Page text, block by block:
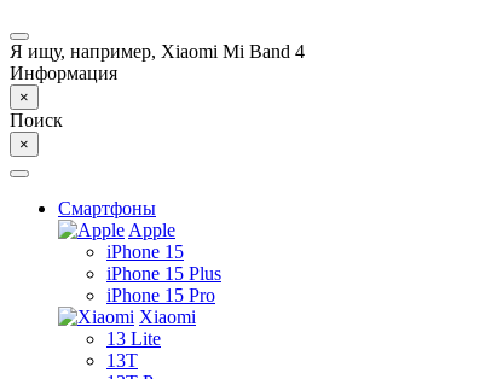
Я ищу, например, Xiaomi Mi Band 4
Информация
×
Поиск
×
Смартфоны
Apple
iPhone 15
iPhone 15 Plus
iPhone 15 Pro
Xiaomi
13 Lite
13T